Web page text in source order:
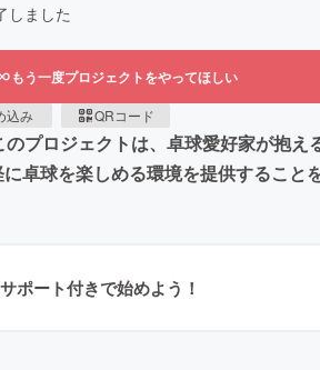
しました
もう一度プロジェクトをやってほしい
込み QRコード
プロジェクトは、卓球愛好家が抱
卓球を楽しめる環境を提供すること
ポート付きで始めよう！